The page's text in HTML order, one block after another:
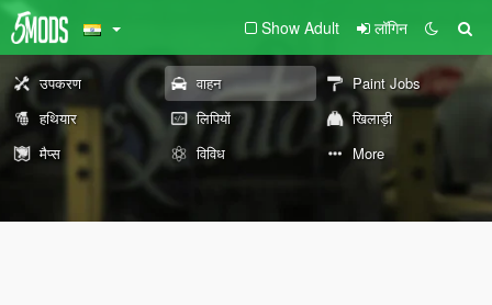
Show Adult लॉगिन
उपकरण वाहन
Paint Jobs
हथियार
लिपियों
खिलाड़ी
मैप्स
विविध More